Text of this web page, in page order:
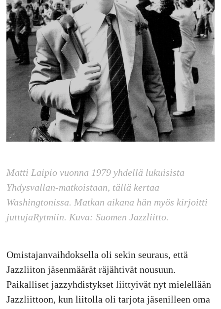
Matti Laipio vuonna 1979 yhdellä lukuisista
Yhdysvallan-matkoistaan, tällä kertaa
Washingtonissa. Matkan aikana hän myös kirjoitti
juttujaRytmiin. Kuva: Suomen Jazzliitto.
Omistajanvaihdoksella oli sekin seuraus, että
Jazzliiton jäsenmäärät räjähtivät nousuun.
Paikalliset jazzyhdistykset liittyivät nyt mielellään
Jazzliittoon, kun liitolla oli tarjota jäsenilleen oma